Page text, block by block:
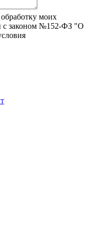
моих
с законом №152-ФЗ "О